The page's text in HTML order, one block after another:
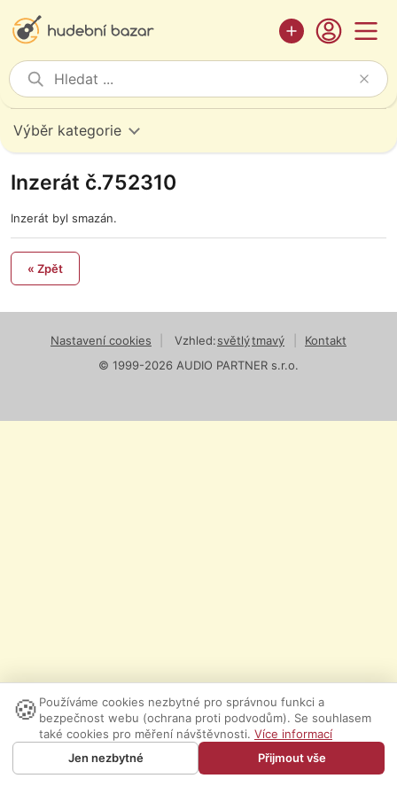
Výběr kategorie
Inzerát č.752310
Inzerát byl smazán.
« Zpět
Nastavení cookies Vzhled:světlýtmavý
Kontakt
© 1999-2026 AUDIO PARTNER s.r.o.
🍪 Používáme cookies nezbytné pro správnou funkci a
bezpečnost webu (ochrana proti podvodům). Se souhlasem
také cookies pro měření návštěvnosti. Více informací
Jen nezbytné
Přijmout vše